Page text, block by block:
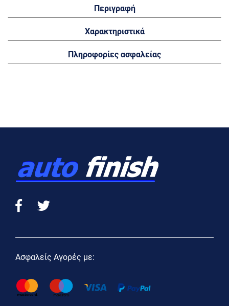
Περιγραφή
Χαρακτηριστικά
Πληροφορίες ασφαλείας
Ασφαλείς Αγορές με: